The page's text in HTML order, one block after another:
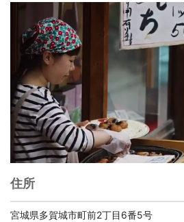
住所
宮城県多賀城市町前2丁目6番5号